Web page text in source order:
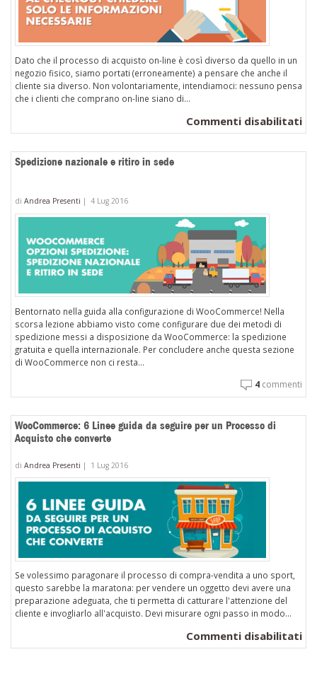
Dato che il processo di acquisto on-line è così diverso da quello in un
negozio fisico, siamo portati (erroneamente) a pensare che anche il
cliente sia diverso. Non volontariamente, intendiamoci: nessuno pensa
che i clienti che comprano on-line siano di...
Commenti disabilitatisu
E-
Spedizione nazionale e ritiro in sede
di Andrea Presenti | 4 Lug 2016
Bentornato nella guida alla configurazione di WooCommerce! Nella
scorsa lezione abbiamo visto come configurare due dei metodi di
spedizione messi a disposizione da WooCommerce: la spedizione
gratuita e quella internazionale. Per concludere anche questa sezione
di WooCommerce non ci resta...
4 commenti
WooCommerce: 6 Linee guida da seguire per un Processo di
Acquisto che converte
di Andrea Presenti | 1 Lug 2016
Se volessimo paragonare il processo di compra-vendita a uno sport,
questo sarebbe la maratona: per vendere un oggetto devi avere una
preparazione adeguata, che ti permetta di catturare l'attenzione del
cliente e invogliarlo all'acquisto. Devi misurare ogni passo in modo...
Commenti disabilitatisu